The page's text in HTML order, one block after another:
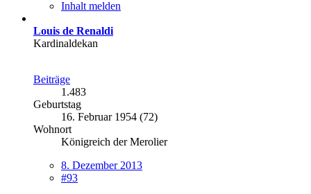
Inhalt melden
Louis de Renaldi
Kardinaldekan
Beiträge
1.483
Geburtstag
16. Februar 1954 (72)
Wohnort
Königreich der Merolier
8. Dezember 2013
#93